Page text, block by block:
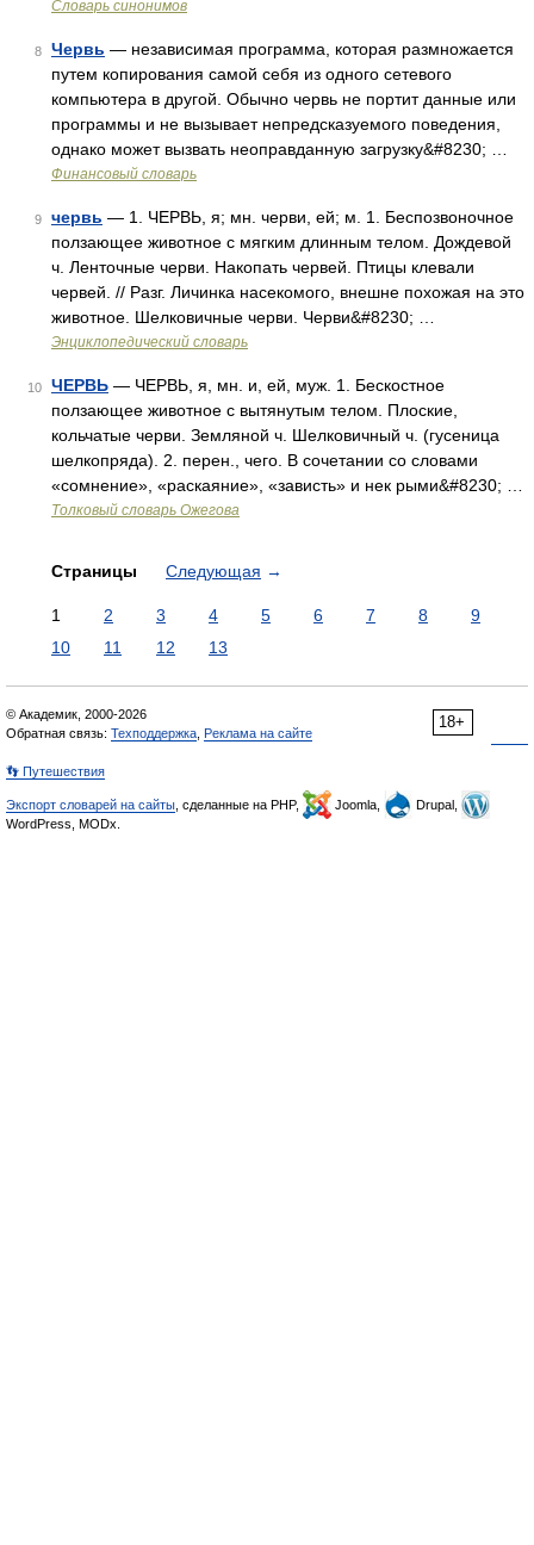
Словарь синонимов
8 Червь — независимая программа, которая размножается
путем копирования самой себя из одного сетевого
компьютера в другой. Обычно червь не портит данные или
программы и не вызывает непредсказуемого поведения,
однако может вызвать неоправданную загрузку&#8230; …
Финансовый словарь
9 червь — 1. ЧЕРВЬ, я; мн. черви, ей; м. 1. Беспозвоночное
ползающее животное с мягким длинным телом. Дождевой
ч. Ленточные черви. Накопать червей. Птицы клевали
червей. // Разг. Личинка насекомого, внешне похожая на это
животное. Шелковичные черви. Черви&#8230; …
Энциклопедический словарь
10 ЧЕРВЬ — ЧЕРВЬ, я, мн. и, ей, муж. 1. Бескостное
ползающее животное с вытянутым телом. Плоские,
кольчатые черви. Земляной ч. Шелковичный ч. (гусеница
шелкопряда). 2. перен., чего. В сочетании со словами
«сомнение», «раскаяние», «зависть» и нек рыми&#8230; …
Толковый словарь Ожегова
Страницы Следующая →
1 2 3 4 5 6 7 8
9
10
11 12 13
18+
© Академик, 2000-2026
Обратная связь: Техподдержка Реклама на сайте
👣 Путешествия
Экспорт словарей на сайты , сделанные на PHP, Joomla,
Drupal,
WordPress, MODx.